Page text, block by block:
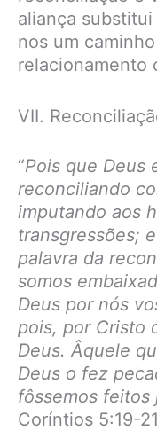
aliança
nos um
relacionamento
VII.
“Pois que Deus
reconciliando
imputando aos
transgressões;
palavra da
somos
Deus por nós
pois, por Cristo
Deus. Âquele
Deus o fez
fôssemos feitos
Coríntios 5:19-